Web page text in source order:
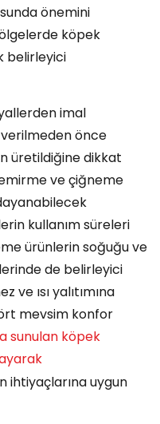
önemini
köpek
belirleyici
imal
verilmeden önce
üretildiğine dikkat
ve çiğneme
kullanım süreleri
ürünlerin soğuğu ve
de belirleyici
ısı yalıtımına
mevsim konfor
sunulan köpek
ihtiyaçlarına uygun